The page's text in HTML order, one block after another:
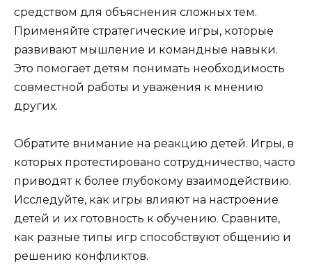
средством для объяснения сложных тем.
Применяйте стратегические игры, которые
развивают мышление и командные навыки.
Это помогает детям понимать необходимость
совместной работы и уважения к мнению
других.
Обратите внимание на реакцию детей. Игры, в
которых протестировано сотрудничество, часто
приводят к более глубокому взаимодействию.
Исследуйте, как игры влияют на настроение
детей и их готовность к обучению. Сравните,
как разные типы игр способствуют общению и
решению конфликтов.